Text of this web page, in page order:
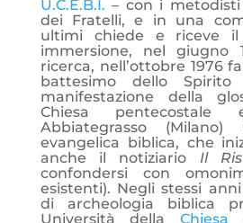
U.C.E.B.I. – con i
dei Fratelli, e in una
ultimi chiede e riceve
immersione, nel giugno
ricerca, nell’ottobre 1976
battesimo dello
manifestazione della
Chiesa
Abbiategrasso (Milano)
evangelica biblica, che
anche il notiziario Il
confondersi con
esistenti). Negli stessi
di archeologia biblica
Università della